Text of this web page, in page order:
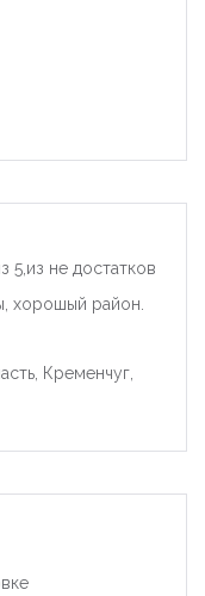
5,из не достатков
хорошый район.
Кременчуг,